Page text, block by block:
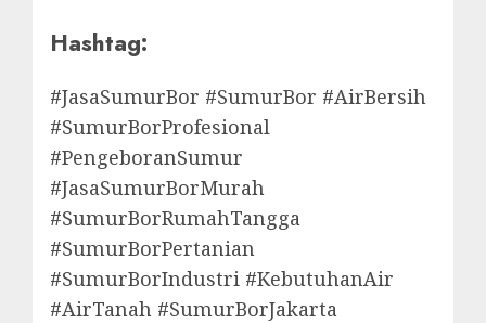
Hashtag:
#JasaSumurBor #SumurBor #AirBersih
#SumurBorProfesional
#PengeboranSumur
#JasaSumurBorMurah
#SumurBorRumahTangga
#SumurBorPertanian
#SumurBorIndustri #KebutuhanAir
#AirTanah #SumurBorJakarta